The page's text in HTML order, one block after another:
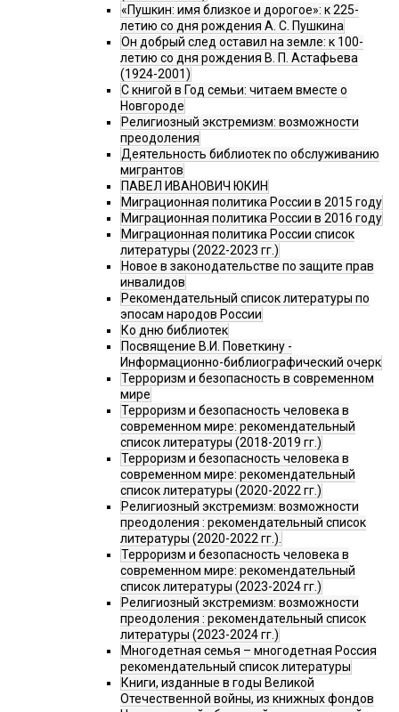
«Пушкин: имя близкое и дорогое»: к 225-
летию со дня рождения А. С. Пушкина
Он добрый след оставил на земле: к 100-
летию со дня рождения В. П. Астафьева
(1924-2001)
С книгой в Год семьи: читаем вместе о
Новгороде
Религиозный экстремизм: возможности
преодоления
Деятельность библиотек по обслуживанию
мигрантов
ПАВЕЛ ИВАНОВИЧ ЮКИН
Миграционная политика России в 2015 году
Миграционная политика России в 2016 году
Миграционная политика России список
литературы (2022-2023 гг.)
Новое в законодательстве по защите прав
инвалидов
Рекомендательный список литературы по
эпосам народов России
Ко дню библиотек
Посвящение В.И. Поветкину -
Информационно-библиографический очерк
Терроризм и безопасность в современном
мире
Терроризм и безопасность человека в
современном мире: рекомендательный
список литературы (2018-2019 гг.)
Терроризм и безопасность человека в
современном мире: рекомендательный
список литературы (2020-2022 гг.)
Религиозный экстремизм: возможности
преодоления : рекомендательный список
литературы (2020-2022 гг.).
Терроризм и безопасность человека в
современном мире: рекомендательный
список литературы (2023-2024 гг.)
Религиозный экстремизм: возможности
преодоления : рекомендательный список
литературы (2023-2024 гг.)
Многодетная семья – многодетная Россия
рекомендательный список литературы
Книги, изданные в годы Великой
Отечественной войны, из книжных фондов